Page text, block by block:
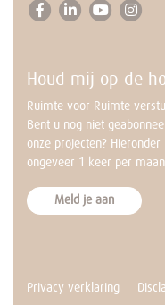
Houd mij op de
Ruimte voor Ruimte
Bent u nog niet
onze projecten?
ongeveer 1 keer per
Meld je aan
Privacy verklaring